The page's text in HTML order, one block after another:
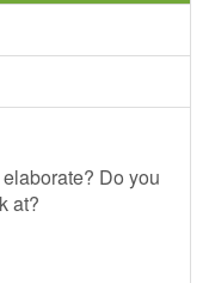
Do you
at?